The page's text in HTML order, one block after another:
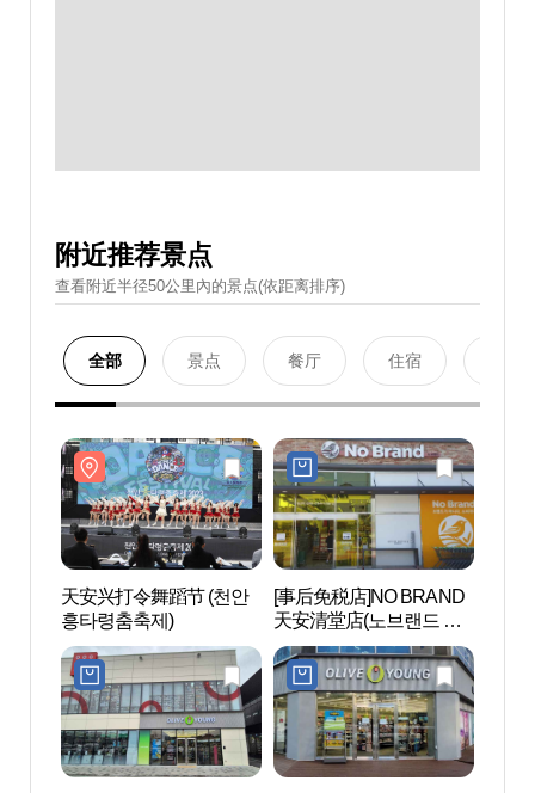
附近推荐景点
查看附近半径50公里內的景点(依距离排序)
全部 景点 餐厅 住宿
天安兴打令舞蹈节 (천안
흥타령춤축제)
[事后免税店]NO BRAND
天安清堂店(노브랜드 천
안청당점)